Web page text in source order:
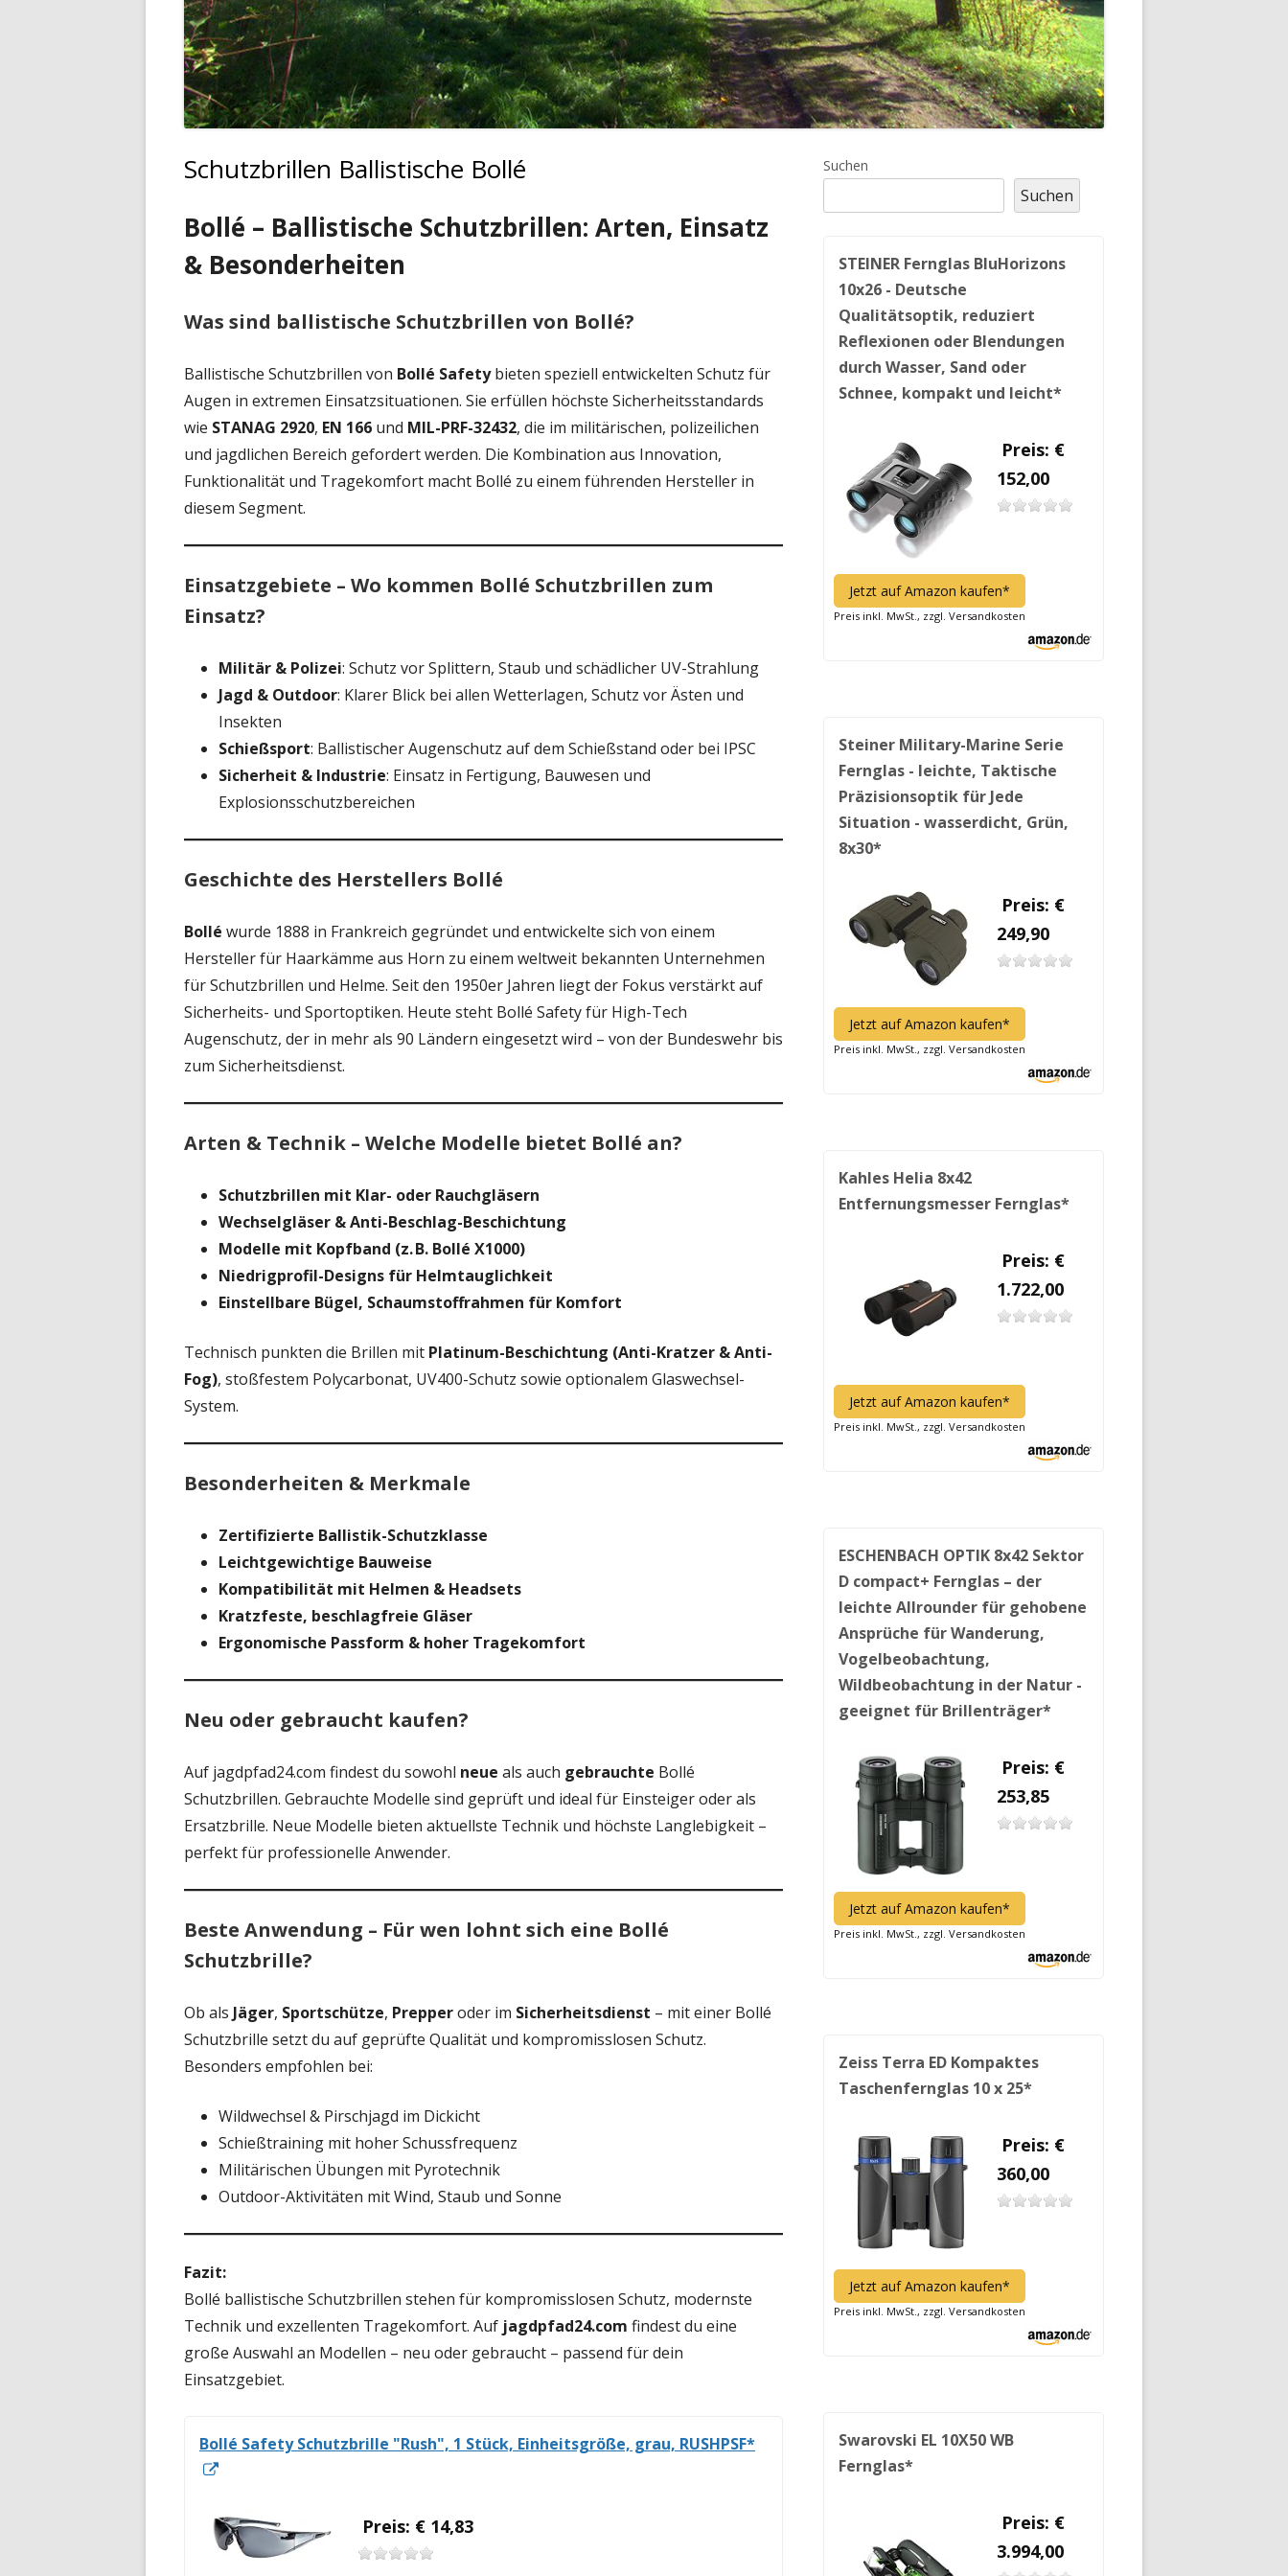
Schutzbrillen Ballistische Bollé
Bollé – Ballistische Schutzbrillen: Arten, Einsatz
& Besonderheiten
Was sind ballistische Schutzbrillen von Bollé?
Ballistische Schutzbrillen von Bollé Safetybieten speziell entwickelten Schutz für
Augen in extremen Einsatzsituationen. Sie erfüllen höchste Sicherheitsstandards
wie STANAG 2920, EN 166 und MIL-PRF-32432, die im militärischen, polizeilichen
und jagdlichen Bereich gefordert werden. Die Kombination aus Innovation,
Funktionalität und Tragekomfort macht Bollé zu einem führenden Hersteller in
diesem Segment.
Einsatzgebiete – Wo kommen Bollé Schutzbrillen zum
Einsatz?
Militär & Polizei: Schutz vor Splittern, Staub und schädlicher UV-Strahlung
Jagd & Outdoor: Klarer Blick bei allen Wetterlagen, Schutz vor Ästen und
Insekten
Schießsport: Ballistischer Augenschutz auf dem Schießstand oder bei IPSC
Sicherheit & Industrie: Einsatz in Fertigung, Bauwesen und
Explosionsschutzbereichen
Geschichte des Herstellers Bollé
Bollé wurde 1888 in Frankreich gegründet und entwickelte sich von einem
Hersteller für Haarkämme aus Horn zu einem weltweit bekannten Unternehmen
für Schutzbrillen und Helme. Seit den 1950er Jahren liegt der Fokus verstärkt auf
Sicherheits- und Sportoptiken. Heute steht Bollé Safety für High-Tech
Augenschutz, der in mehr als 90 Ländern eingesetzt wird – von der Bundeswehr bis
zum Sicherheitsdienst.
Arten & Technik – Welche Modelle bietet Bollé an?
Schutzbrillen mit Klar- oder Rauchgläsern
Wechselgläser & Anti-Beschlag-Beschichtung
Modelle mit Kopfband (z. B. Bollé X1000)
Niedrigprofil-Designs für Helmtauglichkeit
Einstellbare Bügel, Schaumstoffrahmen für Komfort
Technisch punkten die Brillen mit Platinum-Beschichtung (Anti-Kratzer & Anti-
Fog), stoßfestem Polycarbonat, UV400-Schutz sowie optionalem Glaswechsel-
System.
Besonderheiten & Merkmale
Zertifizierte Ballistik-Schutzklasse
Leichtgewichtige Bauweise
Kompatibilität mit Helmen & Headsets
Kratzfeste, beschlagfreie Gläser
Ergonomische Passform & hoher Tragekomfort
Neu oder gebraucht kaufen?
Auf jagdpfad24.com findest du sowohl neue als auch gebrauchte Bollé
Schutzbrillen. Gebrauchte Modelle sind geprüft und ideal für Einsteiger oder als
Ersatzbrille. Neue Modelle bieten aktuellste Technik und höchste Langlebigkeit –
perfekt für professionelle Anwender.
Beste Anwendung – Für wen lohnt sich eine Bollé
Schutzbrille?
Ob als Jäger, Sportschütze, Prepperoder im Sicherheitsdienst – mit einer Bollé
Schutzbrille setzt du auf geprüfte Qualität und kompromisslosen Schutz.
Besonders empfohlen bei:
Wildwechsel & Pirschjagd im Dickicht
Schießtraining mit hoher Schussfrequenz
Militärischen Übungen mit Pyrotechnik
Outdoor-Aktivitäten mit Wind, Staub und Sonne
Fazit:
Bollé ballistische Schutzbrillen stehen für kompromisslosen Schutz, modernste
Technik und exzellenten Tragekomfort. Auf jagdpfad24.com findest du eine
große Auswahl an Modellen – neu oder gebraucht – passend für dein
Einsatzgebiet.
Bollé Safety Schutzbrille "Rush", 1 Stück, Einheitsgröße, grau, RUSHPSF*
Fenster
öffnen
Preis: € 14,83
Haupt-
Seitenleiste
Suchen
Suchen
STEINER Fernglas BluHorizons
10x26 - Deutsche
Qualitätsoptik, reduziert
Reflexionen oder Blendungen
durch Wasser, Sand oder
Schnee, kompakt und leicht*
Preis: €
152,00
Jetzt auf Amazon kaufen*
Preis inkl. MwSt., zzgl. Versandkosten
Steiner Military-Marine Serie
Fernglas - leichte, Taktische
Präzisionsoptik für Jede
Situation - wasserdicht, Grün,
8x30*
Preis: €
249,90
Jetzt auf Amazon kaufen*
Preis inkl. MwSt., zzgl. Versandkosten
Kahles Helia 8x42
Entfernungsmesser Fernglas*
Preis: €
1.722,00
Jetzt auf Amazon kaufen*
Preis inkl. MwSt., zzgl. Versandkosten
ESCHENBACH OPTIK 8x42 Sektor
D compact+ Fernglas – der
leichte Allrounder für gehobene
Ansprüche für Wanderung,
Vogelbeobachtung,
Wildbeobachtung in der Natur -
geeignet für Brillenträger*
Preis: €
253,85
Jetzt auf Amazon kaufen*
Preis inkl. MwSt., zzgl. Versandkosten
Zeiss Terra ED Kompaktes
Taschenfernglas 10 x 25*
Preis: €
360,00
Jetzt auf Amazon kaufen*
Preis inkl. MwSt., zzgl. Versandkosten
Swarovski EL 10X50 WB
Fernglas*
Preis: €
3.994,00